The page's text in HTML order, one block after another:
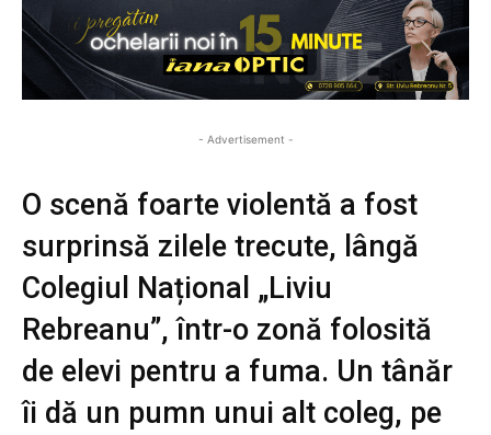
- Advertisement -
O scenă foarte violentă a fost
surprinsă zilele trecute, lângă
Colegiul Național „Liviu
Rebreanu”, într-o zonă folosită
de elevi pentru a fuma. Un tânăr
îi dă un pumn unui alt coleg, pe